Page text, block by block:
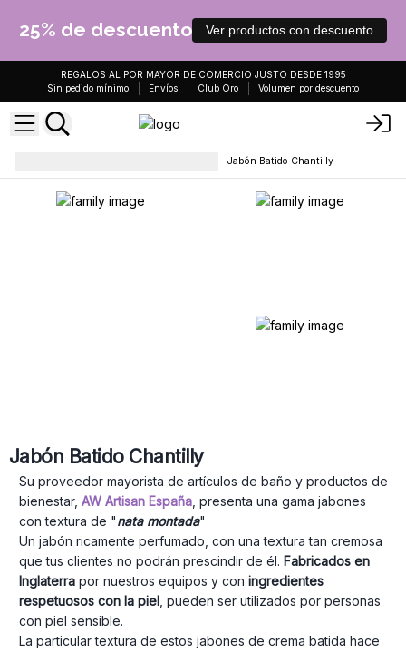
25% de descuento Ver productos con descuento
REGALOS AL POR MAYOR DE COMERCIO JUSTO DESDE 1995
Sin pedido mínimo
Envíos Club Oro Volumen por descuento
Jabón Batido Chantilly
Jabón Batido Chantilly
Su proveedor mayorista de artículos de baño y productos de
bienestar, AW Artisan España, presenta una gama jabones
con textura de "nata montada"
Un jabón ricamente perfumado, con una textura tan cremosa
que tus clientes no podrán prescindir de él. Fabricados en
Inglaterrapor nuestros equipos y con ingredientes
respetuosos con la piel , pueden ser utilizados por personas
con piel sensible.
La particular textura de estos jabones de crema batida hace